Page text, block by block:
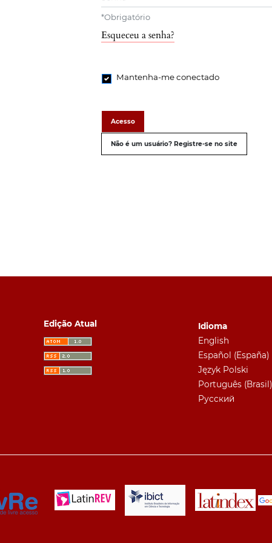
*Obrigatório
Esqueceu a senha?
Mantenha-me conectado
Acesso
Não é um usuário? Registre-se no site
Edição Atual
Idioma
English
Español (España)
Język Polski
Português (Brasil)
Русский